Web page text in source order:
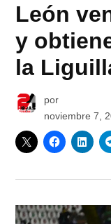
León
y
la
por
noviembre 7,